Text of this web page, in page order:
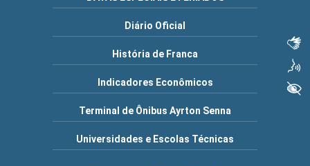
Diário Oficial
História de Franca
Indicadores Econômicos
Terminal de Ônibus Ayrton Senna
Universidades e Escolas Técnicas
Voz
+ Acessibilidade